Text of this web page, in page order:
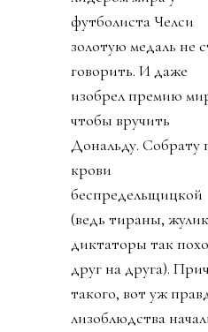
футболиста Челси
золотую медаль не
говорить. И даже
изобрел премию
чтобы вручить
Дональду. Собрату
крови
беспредельщицкой
(ведь тираны,
диктаторы так
друг на друга).
такого, вот уж
лизоблюдства